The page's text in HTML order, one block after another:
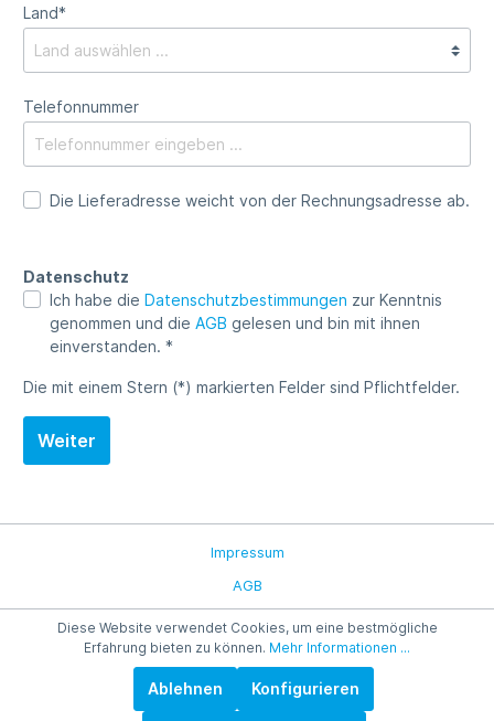
Land*
Telefonnummer
Die Lieferadresse weicht von der Rechnungsadresse ab.
Datenschutz
Ich habe die Datenschutzbestimmungen zur Kenntnis
genommen und die AGB gelesen und bin mit ihnen
einverstanden. *
Die mit einem Stern (*) markierten Felder sind Pflichtfelder.
Weiter
Impressum
AGB
Diese Website verwendet Cookies, um eine bestmögliche
Erfahrung bieten zu können. Mehr Informationen ...
Ablehnen Konfigurieren